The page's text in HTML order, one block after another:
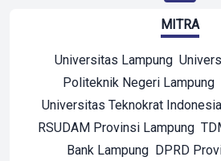
MITRA
Universitas Lampung
Politeknik Negeri Lampung
Universitas Teknokrat Indonesia
RSUDAM Provinsi Lampung
Bank Lampung DPRD